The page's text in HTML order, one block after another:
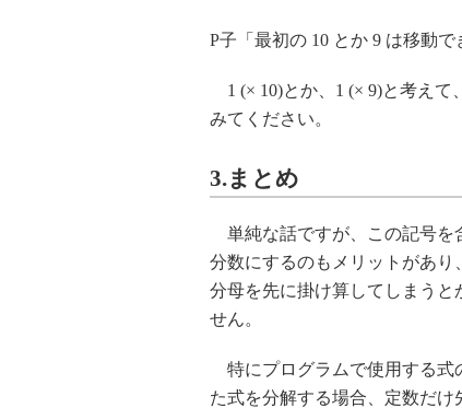
P子「最初の 10 とか 9 は移動で
1 (× 10)とか、1 (× 9)と考えて
みてください。
3.まとめ
単純な話ですが、この記号を
分数にするのもメリットがあ
分母を先に掛け算してしまうと
せん。
特にプログラムで使用する式
た式を分解する場合、定数だ